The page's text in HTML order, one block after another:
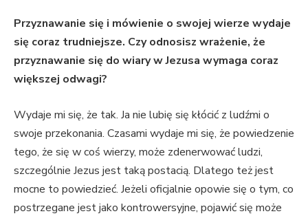
Przyznawanie się i mówienie o swojej wierze wydaje
się coraz trudniejsze. Czy odnosisz wrażenie, że
przyznawanie się do wiary w Jezusa wymaga coraz
większej odwagi?
Wydaje mi się, że tak. Ja nie lubię się kłócić z ludźmi o
swoje przekonania. Czasami wydaje mi się, że powiedzenie
tego, że się w coś wierzy, może zdenerwować ludzi,
szczególnie Jezus jest taką postacią. Dlatego też jest
mocne to powiedzieć. Jeżeli oficjalnie opowie się o tym, co
postrzegane jest jako kontrowersyjne, pojawić się może